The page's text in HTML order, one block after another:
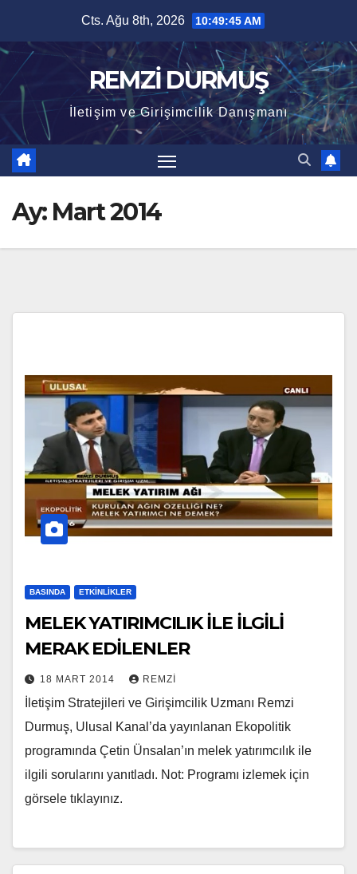
content
Cts. Ağu 8th, 2026 10:49:46 AM
REMZİ DURMUŞ
İletişim ve Girişimcilik Danışmanı
Ay: Mart 2014
BASINDA ETKINLIKLER
MELEK YATIRIMCILIK İLE İLGİLİ
MERAK EDİLENLER
18 MART 2014 REMZI
İletişim Stratejileri ve Girişimcilik Uzmanı Remzi
Durmuş, Ulusal Kanal’da yayınlanan Ekopolitik
programında Çetin Ünsalan’ın melek yatırımcılık ile
ilgili sorularını yanıtladı. Not: Programı izlemek için
görsele tıklayınız.